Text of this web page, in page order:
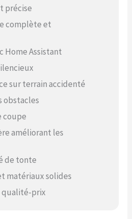
précise
complète et
Home Assistant
sur terrain accidenté
obstacles
coupe
améliorant les
de tonte
matériaux solides
prix